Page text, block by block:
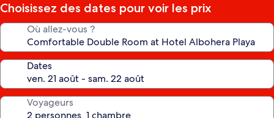
Choisissez des dates pour voir les prix
Où allez-vous ?
Dates
Voyageurs